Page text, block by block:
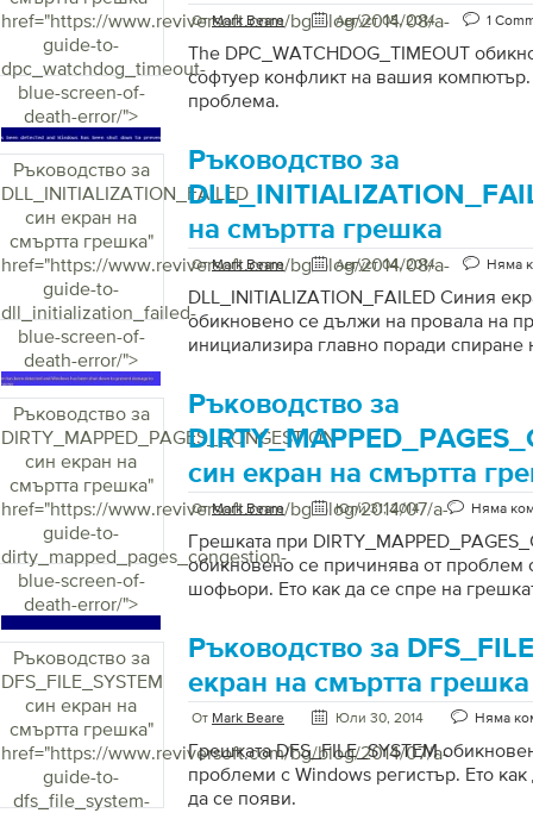
href="https://www.reviversoft.com/bg/blog/2014/08/a-
guide-to-
dpc_watchdog_timeout-
blue-screen-of-
death-error/">
ОтMark Beare Август 05, 2014 1
The DPC_WATCHDOG_TIMEOUT
софтуер конфликт на вашия компютър.
проблема.
Ръководство за
DLL_INITIALIZATION_FAILED
син екран на
смъртта грешка"
href="https://www.reviversoft.com/bg/blog/2014/08/a-
guide-to-
dll_initialization_failed-
blue-screen-of-
death-error/">
Ръководство за
на смъртта грешка
ОтMark Beare Август 04, 2014 Няма
DLL_INITIALIZATION_FAILED Синия
обикновено се дължи на провала на
инициализира главно поради спиране
достъп (RAS) може също да причини
Първоначално използването на DLL
отчитане на грешки. Приложението
неизправности в софтуера и ще ги
това. Грешката се проявява като се
съобщение, че инициализацията е
необичайно процеса, когато
в контролния панел. Бутонът […]
Ръководство за
DIRTY_MAPPED_PAGES_CONGESTION
син екран на
смъртта грешка"
href="https://www.reviversoft.com/bg/blog/2014/07/a-
guide-to-
dirty_mapped_pages_congestion-
blue-screen-of-
death-error/">
Ръководство за
син екран на смъртта
ОтMark Beare Юли 31, 2014 Няма
Грешката при
обикновено се причинява от проблем
шофьори. Ето как да се спре на
Ръководство за
DFS_FILE_SYSTEM
син екран на
смъртта грешка"
href="https://www.reviversoft.com/bg/blog/2014/07/a-
guide-to-
dfs_file_system-
Ръководство за
екран на смъртта грешка
От Mark Beare Юли 30, 2014 Няма
Грешката DFS_FILE_SYSTEM
проблеми с Windows регистър. Ето
да се появи.